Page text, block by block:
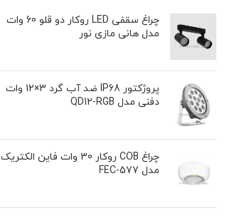
چراغ سقفی LED روکار دو قلو 60 وات
مدل هانی مازی نور
پروژکتور IP68 ضد آب گرد 3×12 وات
دفنی مدل QD12-RGB
چراغ COB روکار 30 وات فاین الکتریک
مدل FEC-577